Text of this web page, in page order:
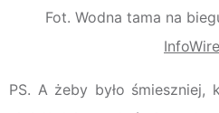
Fot. Wodna tama na
PS. A żeby było śmieszniej,